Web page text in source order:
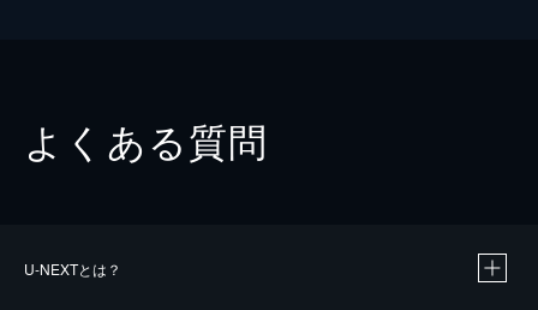
よくある質問
U-NEXTとは？